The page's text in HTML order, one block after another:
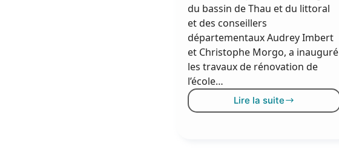
du bassin de Thau et du littoral
et des conseillers
départementaux Audrey Imbert
et Christophe Morgo, a inauguré
les travaux de rénovation de
l’école…
Lire la suite
La